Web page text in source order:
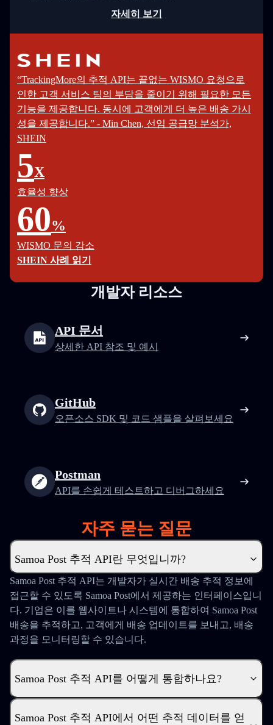
자세히 보기
“TrackingMore의 추적 API는 끝없는 WISMO 요청으로
인한 고객 서비스 팀의 부담을 줄이기 위해 필요한 모든
기능을 제공합니다. 동시에 고객에게 더 높은 배송 가시
성을 제공합니다.” - Min Chen, 선임 공급망 분석가,
SHEIN
5X
효율성 향상
60%
WISMO 문의 감소
SHEIN 사례 읽기
개발자 리소스
API 문서
상세한 API 참조 및 예시
GitHub
오픈소스 SDK 및 코드 샘플을 살펴보세요
Postman
API를 손쉽게 테스트하고 디버그하세요
자주 묻는 질문
Samoa Post 추적 API란 무엇입니까?
Samoa Post 추적 API는 개발자가 실시간 배송 추적 정보에
접근할 수 있도록 Samoa Post에서 제공하는 인터페이스입니
다. 기업은 이를 웹사이트나 시스템에 통합하여 Samoa Post
배송을 추적하고, 고객에게 배송 업데이트를 보내고, 배송
과정을 모니터링할 수 있습니다.
Samoa Post 추적 API를 어떻게 통합하나요?
Samoa Post 추적 API에서 어떤 추적 데이터를 얻